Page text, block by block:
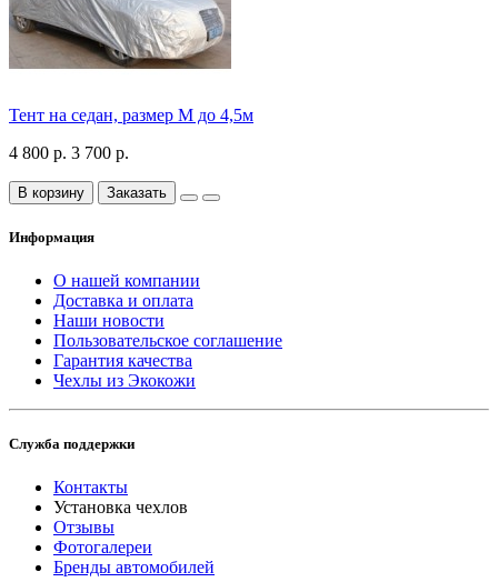
Тент на седан, размер М до 4,5м
4 800 р. 3 700 р.
В корзину Заказать
Информация
О нашей компании
Доставка и оплата
Наши новости
Пользовательское соглашение
Гарантия качества
Чехлы из Экокожи
Служба поддержки
Контакты
Установка чехлов
Отзывы
Фотогалереи
Бренды автомобилей